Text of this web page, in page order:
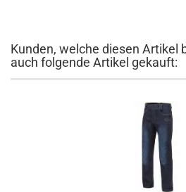
Kunden, welche diesen Artikel
auch folgende Artikel gekauft: